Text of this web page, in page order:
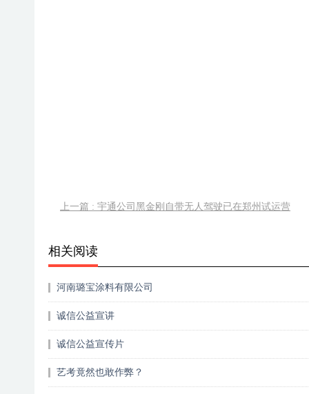
上一篇 : 宇通公司黑金刚自带无人驾驶已在郑州试运营
相关阅读
河南璐宝涂料有限公司
诚信公益宣讲
诚信公益宣传片
艺考竟然也敢作弊？